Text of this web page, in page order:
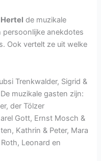
de muzikale
persoonlijke anekdotes
Ook vertelt ze uit welke
Trenkwalder, Sigrid &
muzikale gasten zijn:
der Tölzer
Gott, Ernst Mosch &
Kathrin & Peter, Mara
Leonard en